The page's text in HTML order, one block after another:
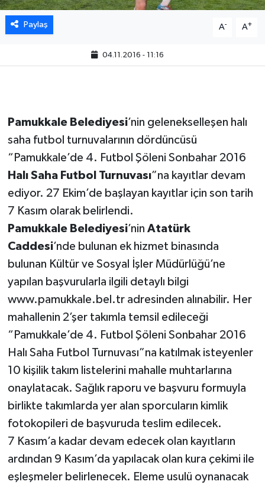
Paylaş A- A+
04.11.2016 - 11:16
Pamukkale Belediyesi’nin gelenekselleşen halı
saha futbol turnuvalarının dördüncüsü
“Pamukkale’de 4. Futbol Şöleni Sonbahar 2016
Halı Saha Futbol Turnuvası”na kayıtlar devam
ediyor. 27 Ekim’de başlayan kayıtlar için son tarih
7 Kasım olarak belirlendi.
Pamukkale Belediyesi’nin Atatürk
Caddesi’nde bulunan ek hizmet binasında
bulunan Kültür ve Sosyal İşler Müdürlüğü’ne
yapılan başvurularla ilgili detaylı bilgi
www.pamukkale.bel.tr adresinden alınabilir. Her
mahallenin 2’şer takımla temsil edileceği
“Pamukkale’de 4. Futbol Şöleni Sonbahar 2016
Halı Saha Futbol Turnuvası”na katılmak isteyenler
10 kişilik takım listelerini mahalle muhtarlarına
onaylatacak. Sağlık raporu ve başvuru formuyla
birlikte takımlarda yer alan sporcuların kimlik
fotokopileri de başvuruda teslim edilecek.
7 Kasım’a kadar devam edecek olan kayıtların
ardından 9 Kasım’da yapılacak olan kura çekimi ile
eşleşmeler belirlenecek. Eleme usulü oynanacak